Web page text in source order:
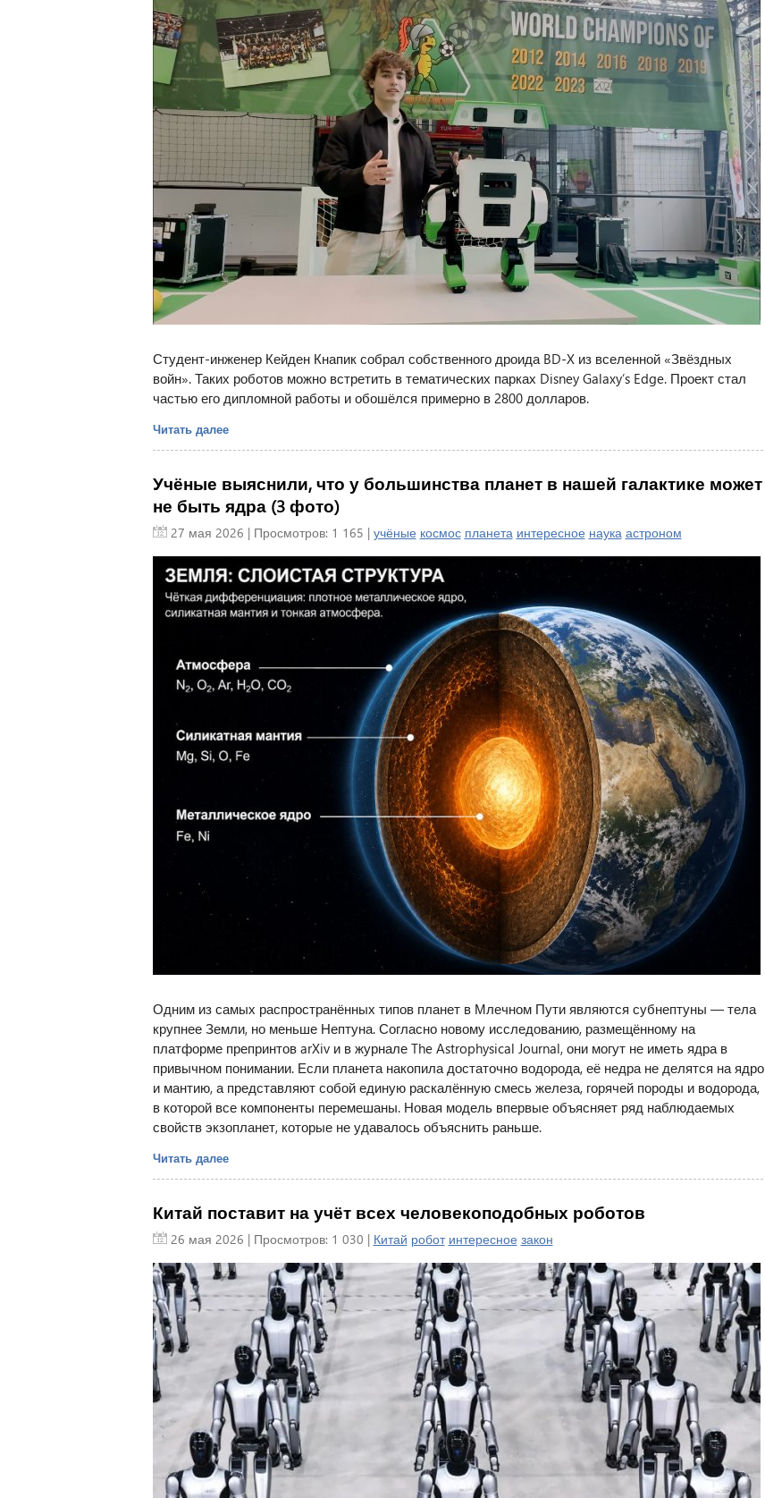
Студент-инженер Кейден Кнапик собрал собственного дроида BD-X из вселенной «Звёздных
войн». Таких роботов можно встретить в тематических парках Disney Galaxy’s Edge. Проект стал
частью его дипломной работы и обошёлся примерно в 2800 долларов.
Читать далее
Учёные выяснили, что у большинства планет в нашей галактике может
не быть ядра (3 фото)
27 мая 2026 | Просмотров: 1 165 | учёные космос планета интересное наука астроном
Одним из самых распространённых типов планет в Млечном Пути являются субнептуны — тела
крупнее Земли, но меньше Нептуна. Согласно новому исследованию, размещённому на
платформе препринтов arXiv и в журнале The Astrophysical Journal, они могут не иметь ядра в
привычном понимании. Если планета накопила достаточно водорода, её недра не делятся на ядро
и мантию, а представляют собой единую раскалённую смесь железа, горячей породы и водорода,
в которой все компоненты перемешаны. Новая модель впервые объясняет ряд наблюдаемых
свойств экзопланет, которые не удавалось объяснить раньше.
Читать далее
Китай поставит на учёт всех человекоподобных роботов
26 мая 2026 | Просмотров: 1 030 | Китай робот интересное закон